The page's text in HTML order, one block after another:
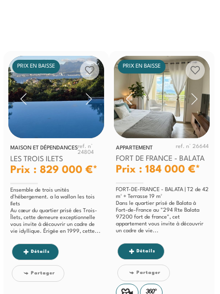
PRIX EN BAISSE
MAISON ET DÉPENDANCESref. n°
24804
LES TROIS ILETS
Prix : 829 000 €*
Ensemble de trois unités
d'hébergement. a la wallon les tois
îlets
Au cœur du quartier prisé des Trois-
Îlets, cette demeure exceptionnelle
vous invite à découvrir un cadre de
vie idyllique. Érigée en 1999, cette...
Détails
Partager
PRIX EN BAISSE
APPARTEMENT ref. n° 26644
FORT DE FRANCE - BALATA
Prix : 184 000 €*
FORT-DE-FRANCE - BALATA | T2 de 42
m² + Terrasse 19 m²
Dans le quartier prisé de Balata à
Fort-de-France au "294 Rte Balata
97200 fort de france", cet
appartement vous invite à découvrir
un cadre de vie...
Détails
Partager